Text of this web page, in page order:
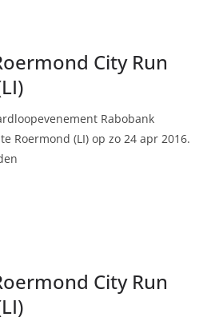
City Run
Rabobank
Roermond (LI) op zo 24 apr 2016.
City Run